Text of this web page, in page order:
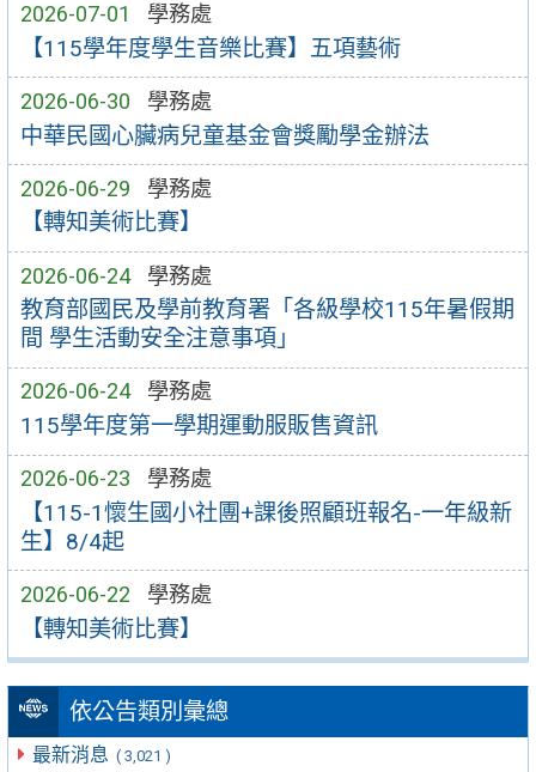
2026-07-01 學務處
【115學年度學生音樂比賽】五項藝術
2026-06-30 學務處
中華民國心臟病兒童基金會獎勵學金辦法
2026-06-29 學務處
【轉知美術比賽】
2026-06-24 學務處
教育部國民及學前教育署「各級學校115年暑假期
間 學生活動安全注意事項」
2026-06-24 學務處
115學年度第一學期運動服販售資訊
2026-06-23 學務處
【115-1懷生國小社團+課後照顧班報名-一年級新
生】8/4起
2026-06-22 學務處
【轉知美術比賽】
依公告類別彙總
最新消息 ( 3,021 )